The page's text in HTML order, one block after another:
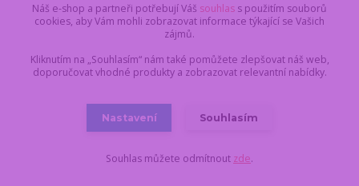
Náš e-shop a partneři potřebují Váš souhlas s použitím souborů
cookies, aby Vám mohli zobrazovat informace týkající se Vašich
zájmů.
Kliknutím na „Souhlasím“ nám také pomůžete zlepšovat náš web,
doporučovat vhodné produkty a zobrazovat relevantní nabídky.
Nastavení Souhlasím
Souhlas můžete odmítnout zde.